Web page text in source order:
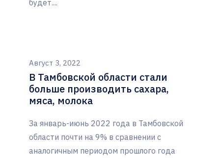
будет....
Август 3, 2022
В Тамбовской области стали
больше производить сахара,
мяса, молока
За январь-июнь 2022 года в Тамбовской
области почти на 9% в сравнении с
аналогичным периодом прошлого года